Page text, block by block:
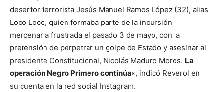
desertor terrorista Jesús Manuel Ramos López (32), alias
Loco Loco, quien formaba parte de la incursión
mercenaria frustrada el pasado 3 de mayo, con la
pretensión de perpetrar un golpe de Estado y asesinar al
presidente Constitucional, Nicolás Maduro Moros. La
operación Negro Primero continúa«, indicó Reverol en
su cuenta en la red social Instagram.